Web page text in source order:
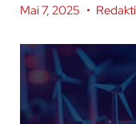
Mai 7, 2025 •